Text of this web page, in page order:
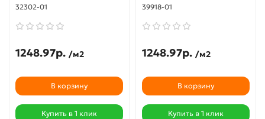
32302-01
1248.97р. /м2
В корзину
Купить в 1 клик
39918-01
1248.97р. /м2
В корзину
Купить в 1 клик